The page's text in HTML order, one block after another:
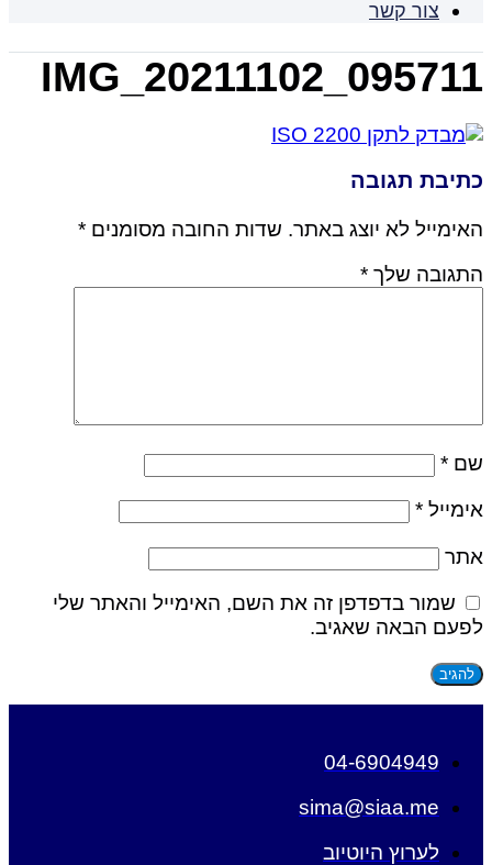
צור קשר
IMG_20211102_095711
כתיבת תגובה
האימייל לא יוצג באתר. שדות החובה מסומנים *
התגובה שלך *
שם *
אימייל *
אתר
שמור בדפדפן זה את השם, האימייל והאתר שלי
לפעם הבאה שאגיב.
04-6904949
sima@siaa.me
לערוץ היוטיוב